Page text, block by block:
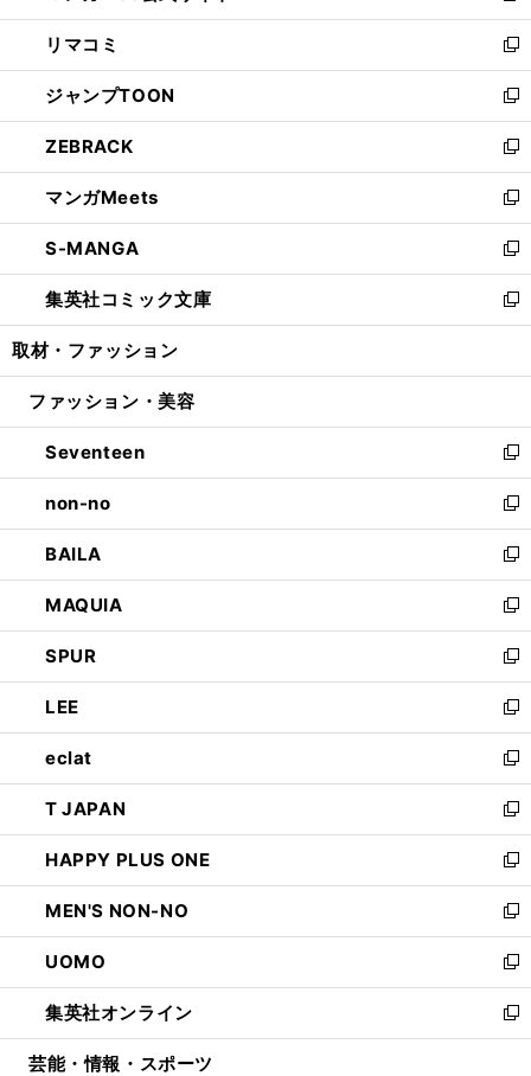
ウ
で
開
く
ン
ド
ウ
で
開
く
ウ
ィ
ン
ド
ウ
で
開
く
し
い
ウ
ィ
ン
ド
ウ
で
開
く
リマコミ
新
し
い
ウ
ィ
ン
ド
ウ
で
開
く
ジャンプTOON
新
し
い
ウ
ィ
ン
ド
ウ
で
開
ZEBRACK
新
し
い
ウ
ィ
ン
ド
ウ
開
マンガMeets
新
し
い
ウ
ィ
ン
ウ
開
く
S-MANGA
新
し
い
ウ
ン
ウ
で
開
く
集英社コミック文庫
新
し
ウ
ン
ド
ウ
で
開
く
取材・ファッション
ファッション・美容
Seventeen
新
し
い
ウ
ィ
ン
ド
ウ
で
開
く
non-no
新
し
い
ウ
ィ
ン
ド
ウ
で
開
く
BAILA
新
し
い
ウ
ィ
ン
ド
ウ
で
開
く
MAQUIA
新
し
い
ウ
ィ
ン
ド
ウ
で
開
く
SPUR
新
し
い
ウ
ィ
ン
ド
ウ
で
開
く
LEE
新
し
い
ウ
ィ
ン
ド
ウ
で
開
く
eclat
新
し
い
ウ
ィ
ン
ド
ウ
で
開
く
T JAPAN
新
し
い
ウ
ィ
ン
ド
ウ
で
開
HAPPY PLUS ONE
新
し
い
ウ
ィ
ン
ド
ウ
MEN'S NON-NO
新
し
い
ウ
ィ
ン
UOMO
新
し
い
ウ
集英社オンライン
新
し
芸能・情報・スポーツ